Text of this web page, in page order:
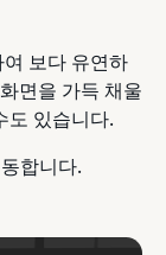
보다 유연하
면을 가득 채울
도 있습니다.
합니다.